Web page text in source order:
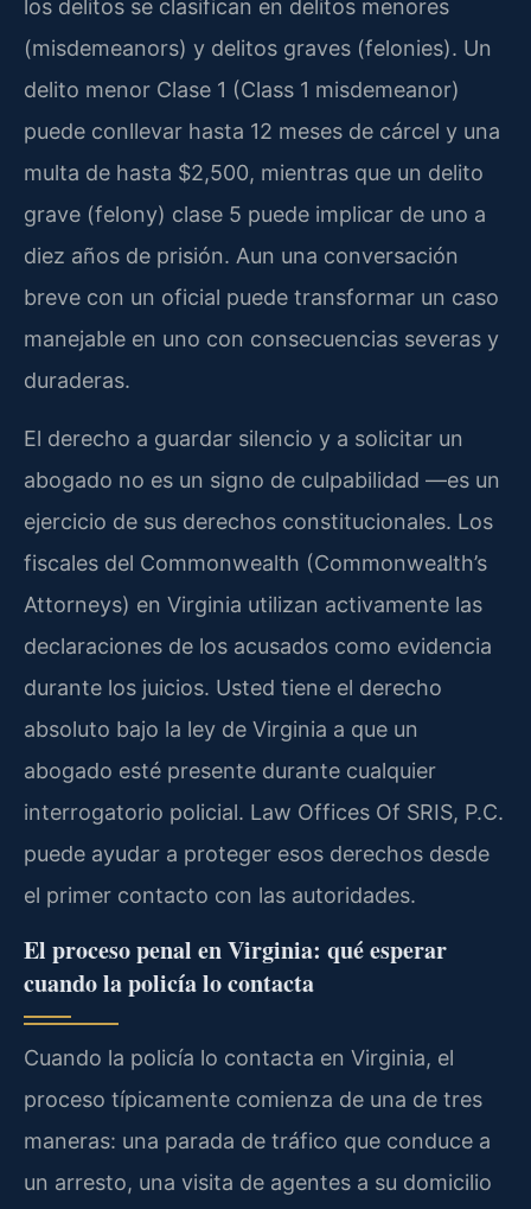
los delitos se clasifican en delitos menores
(misdemeanors) y delitos graves (felonies). Un
delito menor Clase 1 (Class 1 misdemeanor)
puede conllevar hasta 12 meses de cárcel y una
multa de hasta $2,500, mientras que un delito
grave (felony) clase 5 puede implicar de uno a
diez años de prisión. Aun una conversación
breve con un oficial puede transformar un caso
manejable en uno con consecuencias severas y
duraderas.
El derecho a guardar silencio y a solicitar un
abogado no es un signo de culpabilidad —es un
ejercicio de sus derechos constitucionales. Los
fiscales del Commonwealth (Commonwealth’s
Attorneys) en Virginia utilizan activamente las
declaraciones de los acusados como evidencia
durante los juicios. Usted tiene el derecho
absoluto bajo la ley de Virginia a que un
abogado esté presente durante cualquier
interrogatorio policial. Law Offices Of SRIS, P.C.
puede ayudar a proteger esos derechos desde
el primer contacto con las autoridades.
El proceso penal en Virginia: qué esperar
cuando la policía lo contacta
Cuando la policía lo contacta en Virginia, el
proceso típicamente comienza de una de tres
maneras: una parada de tráfico que conduce a
un arresto, una visita de agentes a su domicilio